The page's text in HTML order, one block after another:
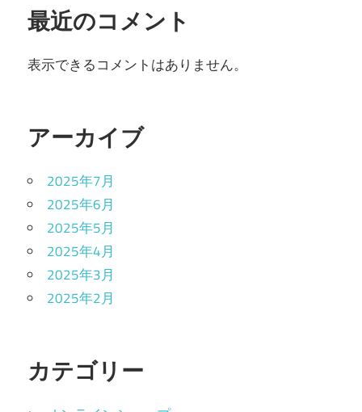
最近のコメント
表示できるコメントはありません。
アーカイブ
2025年7月
2025年6月
2025年5月
2025年4月
2025年3月
2025年2月
カテゴリー